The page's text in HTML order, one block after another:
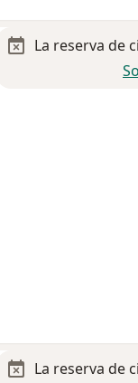
La reserva de
La reserva de